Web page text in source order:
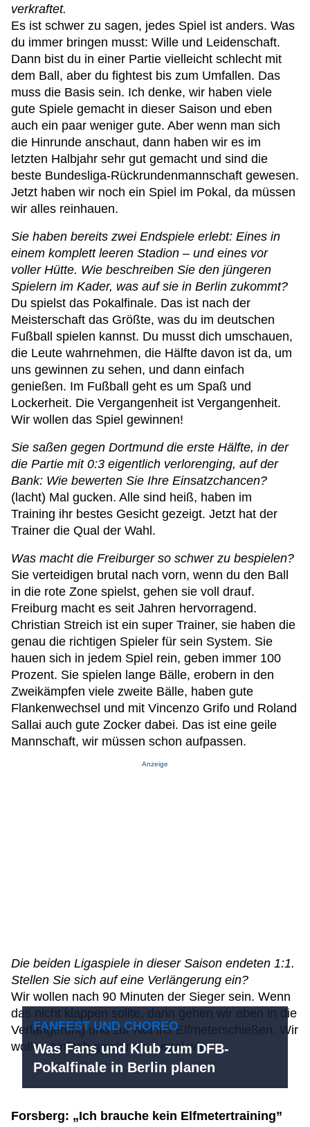
verkraftet.
Es ist schwer zu sagen, jedes Spiel ist anders. Was
du immer bringen musst: Wille und Leidenschaft.
Dann bist du in einer Partie vielleicht schlecht mit
dem Ball, aber du fightest bis zum Umfallen. Das
muss die Basis sein. Ich denke, wir haben viele
gute Spiele gemacht in dieser Saison und eben
auch ein paar weniger gute. Aber wenn man sich
die Hinrunde anschaut, dann haben wir es im
letzten Halbjahr sehr gut gemacht und sind die
beste Bundesliga-Rückrundenmannschaft gewesen.
Jetzt haben wir noch ein Spiel im Pokal, da müssen
wir alles reinhauen.
Sie haben bereits zwei Endspiele erlebt: Eines in
einem komplett leeren Stadion – und eines vor
voller Hütte. Wie beschreiben Sie den jüngeren
Spielern im Kader, was auf sie in Berlin zukommt?
Du spielst das Pokalfinale. Das ist nach der
Meisterschaft das Größte, was du im deutschen
Fußball spielen kannst. Du musst dich umschauen,
die Leute wahrnehmen, die Hälfte davon ist da, um
uns gewinnen zu sehen, und dann einfach
genießen. Im Fußball geht es um Spaß und
Lockerheit. Die Vergangenheit ist Vergangenheit.
Wir wollen das Spiel gewinnen!
Sie saßen gegen Dortmund die erste Hälfte, in der
die Partie mit 0:3 eigentlich verlorenging, auf der
Bank: Wie bewerten Sie Ihre Einsatzchancen?
(lacht) Mal gucken. Alle sind heiß, haben im
Training ihr bestes Gesicht gezeigt. Jetzt hat der
Trainer die Qual der Wahl.
Was macht die Freiburger so schwer zu bespielen?
Sie verteidigen brutal nach vorn, wenn du den Ball
in die rote Zone spielst, gehen sie voll drauf.
Freiburg macht es seit Jahren hervorragend.
Christian Streich ist ein super Trainer, sie haben die
genau die richtigen Spieler für sein System. Sie
hauen sich in jedem Spiel rein, geben immer 100
Prozent. Sie spielen lange Bälle, erobern in den
Zweikämpfen viele zweite Bälle, haben gute
Flankenwechsel und mit Vincenzo Grifo und Roland
Sallai auch gute Zocker dabei. Das ist eine geile
Mannschaft, wir müssen schon aufpassen.
Anzeige
Die beiden Ligaspiele in dieser Saison endeten 1:1.
Stellen Sie sich auf eine Verlängerung ein?
Wir wollen nach 90 Minuten der Sieger sein. Wenn
das nicht klappen sollte, dann gehen wir eben in die
Verlängerung und zur Not ins Elfmeterschießen. Wir
wollen einfach gewinnen – egal wie.
FANFEST UND CHOREO
Was Fans und Klub zum DFB-
Pokalfinale in Berlin planen
Forsberg: „Ich brauche kein Elfmetertraining”